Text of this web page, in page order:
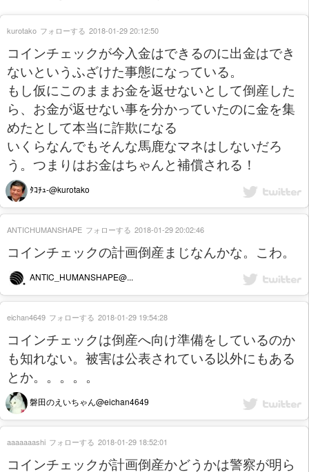
コインチェックが今入金はできるのに出金はでき
ないというふざけた事態になっている。
もし仮にこのままお金を返せないとして倒産した
ら、お金が返せない事を分かっていたのに金を集
めたとして本当に詐欺になる
いくらなんでもそんな馬鹿なマネはしないだろ
う。つまりはお金はちゃんと補償される！
ﾀｺﾁｭ‐@kurotako
kurotako フォローする 2018-01-29 20:12:50
コインチェックの計画倒産まじなんかな。こわ。
ANTIC_HUMANSHAPE@...
ANTICHUMANSHAPE フォローする 2018-01-29 20:02:46
コインチェックは倒産へ向け準備をしているのか
も知れない。被害は公表されている以外にもある
とか。。。。。
磐田のえいちゃん@eichan4649
eichan4649 フォローする 2018-01-29 19:54:28
コインチェックが計画倒産かどうかは警察が明ら
aaaaaaashi フォローする 2018-01-29 18:52:01